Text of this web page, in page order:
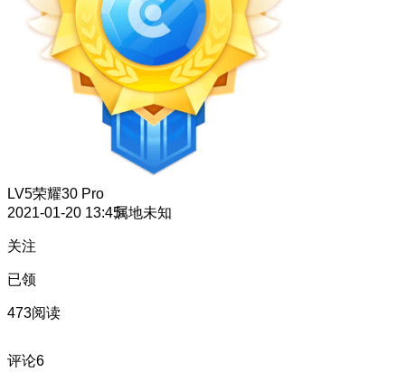
LV5荣耀30 Pro
2021-01-20 13:45属地未知
关注
已领
473阅读
评论6